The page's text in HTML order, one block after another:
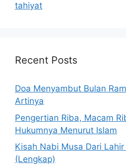
tahiyat
Recent Posts
Doa Menyambut Bulan
Artinya
Pengertian Riba, Macam
Hukumnya Menurut Islam
Kisah Nabi Musa Dari
(Lengkap)